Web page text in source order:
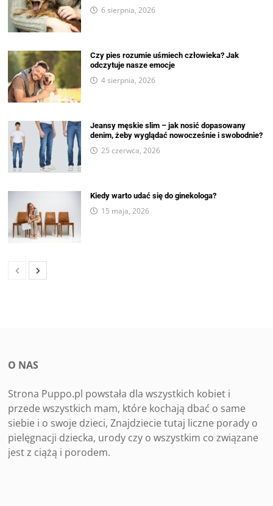
6 sierpnia, 2026
Czy pies rozumie uśmiech człowieka? Jak
odczytuje nasze emocje
4 sierpnia, 2026
Jeansy męskie slim – jak nosić dopasowany
denim, żeby wyglądać nowocześnie i swobodnie?
25 czerwca, 2026
Kiedy warto udać się do ginekologa?
15 maja, 2026
O NAS
Strona Puppo.pl powstała dla wszystkich kobiet i
przede wszystkich mam, które kochają dbać o same
siebie i o swoje dzieci, Znajdziecie tutaj liczne porady o
pielęgnacji dziecka, urody czy o wszystkim co związane
jest z ciążą i porodem.